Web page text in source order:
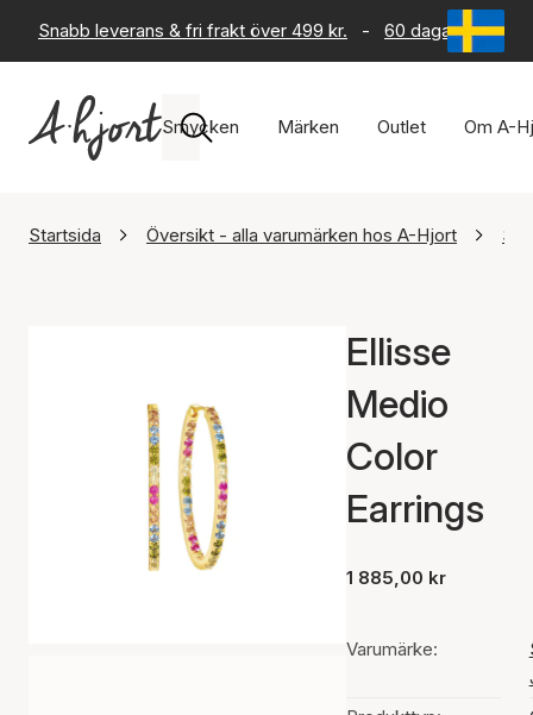
Snabb leverans & fri frakt över 499 kr. - 60 dagars
Smycken Märken Outlet Om A-
Startsida Översikt - alla varumärken hos A-Hjort Sif
Ellisse
Medio
Color
Earrings
1 885,00 kr
Varumärke: